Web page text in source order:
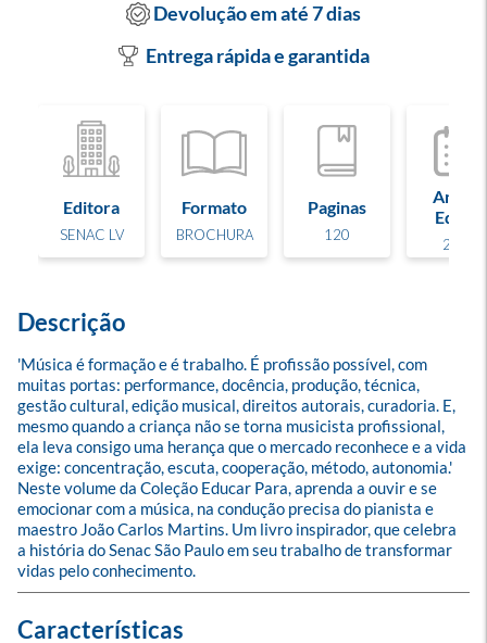
Devolução em até 7 dias
Entrega rápida e garantida
Editora
SENAC LV
Formato
BROCHURA
Paginas
120
Ano de
Edição
2026
Descrição
'Música é formação e é trabalho. É profissão possível, com
muitas portas: performance, docência, produção, técnica,
gestão cultural, edição musical, direitos autorais, curadoria. E,
mesmo quando a criança não se torna musicista profissional,
ela leva consigo uma herança que o mercado reconhece e a vida
exige: concentração, escuta, cooperação, método, autonomia.'
Neste volume da Coleção Educar Para, aprenda a ouvir e se
emocionar com a música, na condução precisa do pianista e
maestro João Carlos Martins. Um livro inspirador, que celebra
a história do Senac São Paulo em seu trabalho de transformar
vidas pelo conhecimento.